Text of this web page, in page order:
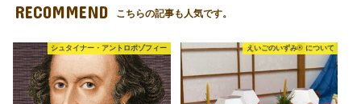
RECOMMEND こちらの記事も人気です。
シュタイナー・アントロポゾフィー えいごのいずみ® について